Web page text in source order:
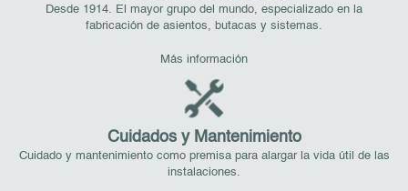
Desde 1914. El mayor grupo del mundo, especializado en la
fabricación de asientos, butacas y sistemas.
Más información
Cuidados y Mantenimiento
Cuidado y mantenimiento como premisa para alargar la vida útil de las
instalaciones.